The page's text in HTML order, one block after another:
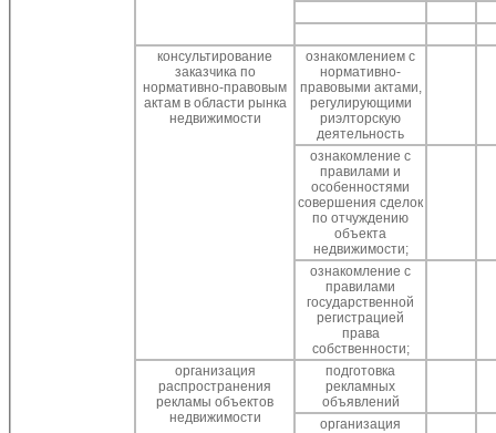
консультирование
заказчика по
нормативно-правовым
актам в области рынка
недвижимости
ознакомлением с
нормативно-
правовыми актами,
регулирующими
риэлторскую
деятельность
ознакомление с
правилами и
особенностями
совершения сделок
по отчуждению
объекта
недвижимости;
ознакомление с
правилами
государственной
регистрацией
права
собственности;
организация
распространения
рекламы объектов
недвижимости
подготовка
рекламных
объявлений
организация